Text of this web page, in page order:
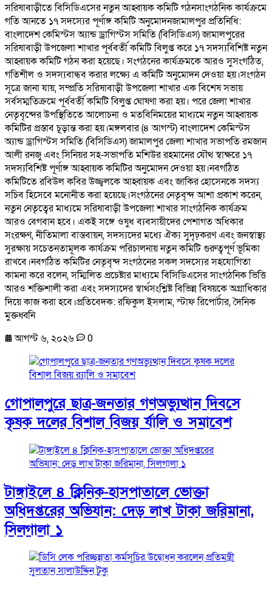
সরিষাবাড়ীতে বিসিডিএসের নতুন আহ্বায়ক কমিটি গঠনসাংগঠনিক কার্যক্রমে
গতি আনতে ১৭ সদস্যের পূর্ণাঙ্গ কমিটি অনুমোদনজামালপুর প্রতিনিধি:
বাংলাদেশ কেমিস্টস অ্যান্ড ড্রাগিস্টস সমিতি (বিসিডিএস) জামালপুরের
সরিষাবাড়ী উপজেলা শাখার পূর্ববর্তী কমিটি বিলুপ্ত করে ১৭ সদস্যবিশিষ্ট নতুন
আহ্বায়ক কমিটি গঠন করা হয়েছে। সংগঠনের কার্যক্রমকে আরও সুসংগঠিত,
গতিশীল ও সদস্যবান্ধব করার লক্ষ্যে এ কমিটি অনুমোদন দেওয়া হয়।সংগঠন
সূত্রে জানা যায়, সম্প্রতি সরিষাবাড়ী উপজেলা শাখার এক বিশেষ সভায়
সর্বসম্মতিক্রমে পূর্ববর্তী কমিটি বিলুপ্ত ঘোষণা করা হয়। পরে জেলা শাখার
নেতৃবৃন্দের উপস্থিতিতে আলোচনা ও মতবিনিময়ের মাধ্যমে নতুন আহ্বায়ক
কমিটির প্রস্তাব চূড়ান্ত করা হয়।মঙ্গলবার (৪ আগস্ট) বাংলাদেশ কেমিস্টস
অ্যান্ড ড্রাগিস্টস সমিতি (বিসিডিএস) জামালপুর জেলা শাখার সভাপতি রমজান
আলী রনজু এবং সিনিয়র সহ-সভাপতি মশিউর রহমানের যৌথ স্বাক্ষরে ১৭
সদস্যবিশিষ্ট পূর্ণাঙ্গ আহ্বায়ক কমিটির অনুমোদন দেওয়া হয়।নবগঠিত
কমিটিতে রবিউল কবির উজ্জ্বলকে আহ্বায়ক এবং জাকির হোসেনকে সদস্য
সচিব হিসেবে মনোনীত করা হয়েছে।সংগঠনের নেতৃবৃন্দ আশা প্রকাশ করেন,
নতুন নেতৃত্বের মাধ্যমে সরিষাবাড়ী উপজেলা শাখার সাংগঠনিক কার্যক্রম
আরও বেগবান হবে। একই সঙ্গে ওষুধ ব্যবসায়ীদের পেশাগত অধিকার
সংরক্ষণ, নীতিমালা বাস্তবায়ন, সদস্যদের মধ্যে ঐক্য সুদৃঢ়করণ এবং জনস্বাস্থ্য
সুরক্ষায় সচেতনতামূলক কার্যক্রম পরিচালনায় নতুন কমিটি গুরুত্বপূর্ণ ভূমিকা
রাখবে।নবগঠিত কমিটির নেতৃবৃন্দ সংগঠনের সকল সদস্যের সহযোগিতা
কামনা করে বলেন, সম্মিলিত প্রচেষ্টার মাধ্যমে বিসিডিএসের সাংগঠনিক ভিত্তি
আরও শক্তিশালী করা এবং সদস্যদের স্বার্থসংশ্লিষ্ট বিভিন্ন বিষয়কে অগ্রাধিকার
দিয়ে কাজ করা হবে।প্রতিবেদক: রফিকুল ইসলাম, স্টাফ রিপোর্টার, দৈনিক
মুক্তধ্বনি
আগস্ট ৬, ২০২৬
0
গোপালপুরে ছাত্র-জনতার গণঅভ্যুত্থান দিবসে
কৃষক দলের বিশাল বিজয় র্যালি ও সমাবেশ
টাঙ্গাইলে ৪ ক্লিনিক-হাসপাতালে ভোক্তা
অধিদপ্তরের অভিযান: দেড় লাখ টাকা জরিমানা,
সিলগালা ১